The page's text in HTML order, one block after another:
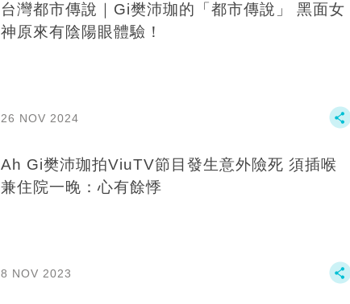
台灣都市傳說｜Gi樊沛珈的「都市傳說」 黑面女
神原來有陰陽眼體驗！
26 NOV 2024
Ah Gi樊沛珈拍ViuTV節目發生意外險死 須插喉
兼住院一晚：心有餘悸
8 NOV 2023